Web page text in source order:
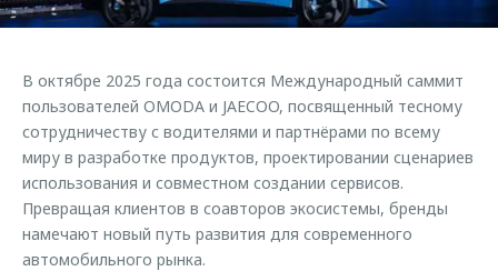
Страхование
Аксессуары
Одежда и сувениры
Оригинальные аксессуары
Запчасти
Трейд-ин
Клиентская поддержка
Клуб владельцев OMODA
Приложение O&J
Аксессуары
Одежда и сувениры
Оригинальные аксессуары
Обратная связь
В октябре 2025 года состоится Международный саммит
пользователей OMODA и JAECOO, посвященный тесному
сотрудничеству с водителями и партнёрами по всему
миру в разработке продуктов, проектировании сценариев
использования и совместном создании сервисов.
Превращая клиентов в соавторов экосистемы, бренды
намечают новый путь развития для современного
автомобильного рынка.